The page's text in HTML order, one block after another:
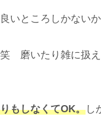
いところしかないか
笑 磨いたり雑に扱え
もしなくてOK。し